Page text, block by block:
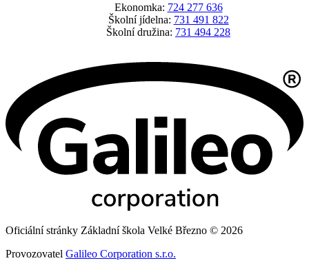
Ekonomka: 724 277 636
Školní jídelna: 731 491 822
Školní družina: 731 494 228
Oficiální stránky Základní škola Velké Březno © 2026
Provozovatel Galileo Corporation s.r.o.